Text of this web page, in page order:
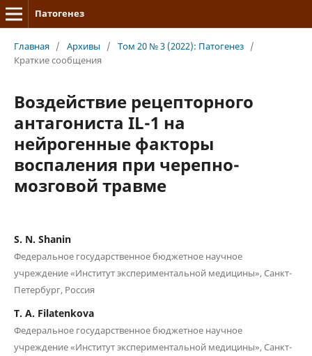
Патогенез
Главная / Архивы / Том 20 № 3 (2022): Патогенез /
Краткие сообщения
Воздействие рецепторного
антагониста IL-1 на
нейрогенные факторы
воспаления при черепно-
мозговой травме
S. N. Shanin
Федеральное государственное бюджетное научное
учреждение «Институт экспериментальной медицины», Санкт-
Петербург, Россия
T. A. Filatenkova
Федеральное государственное бюджетное научное
учреждение «Институт экспериментальной медицины», Санкт-